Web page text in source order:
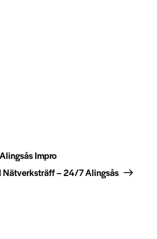
Impro
Nätverksträff – 24/7 Alingsås